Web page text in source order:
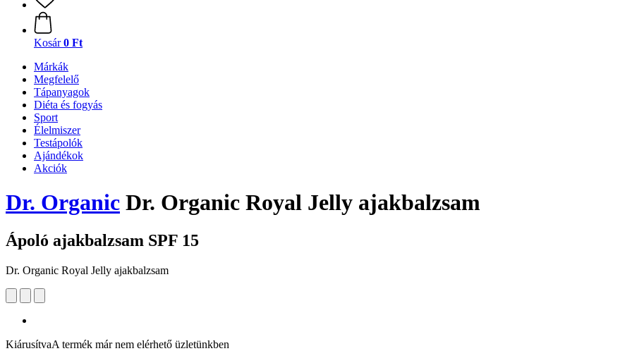
Kosár 0 Ft
Márkák
Megfelelő
Tápanyagok
Diéta és fogyás
Sport
Élelmiszer
Testápolók
Ajándékok
Akciók
Dr. Organic Dr. Organic Royal Jelly ajakbalzsam
Ápoló ajakbalzsam SPF 15
Dr. Organic Royal Jelly ajakbalzsam
KiárusítvaA termék már nem elérhető üzletünkben